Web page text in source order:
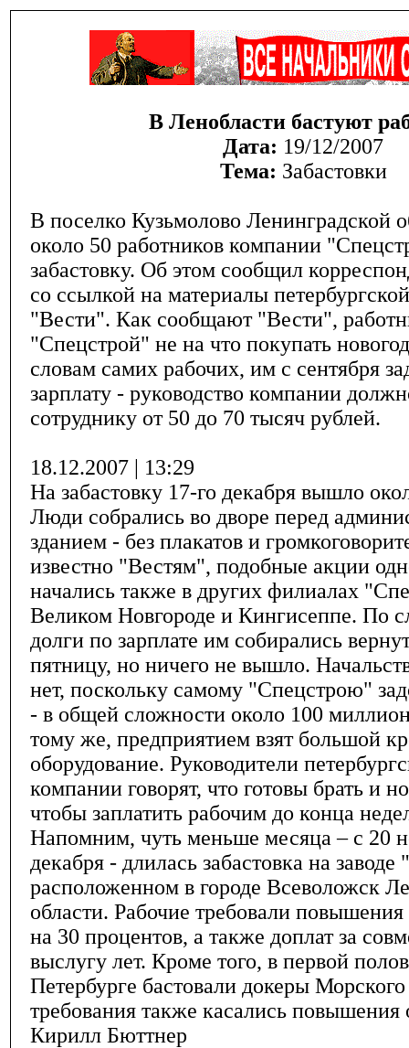
В Ленобласти бастуют
Дата: 19/12/2007
Тема: Забастовки
В поселко Кузьмолово Ленинградской
около 50 работников компании
забастовку. Об этом сообщил
со ссылкой на материалы
"Вести". Как сообщают "Вести",
"Спецстрой" не на что покупать
словам самих рабочих, им с сентября
зарплату - руководство компании
сотруднику от 50 до 70 тысяч рублей.
18.12.2007 | 13:29
На забастовку 17-го декабря вышло
Люди собрались во дворе перед
зданием - без плакатов и
известно "Вестям", подобные акции
начались также в других филиалах
Великом Новгороде и Кингисеппе. По
долги по зарплате им собирались
пятницу, но ничего не вышло.
нет, поскольку самому "Спецстрою"
- в общей сложности около 100
тому же, предприятием взят большой
оборудование. Руководители
компании говорят, что готовы брать и
чтобы заплатить рабочим до конца
Напомним, чуть меньше месяца – с 20
декабря - длилась забастовка на
расположенном в городе Всеволожск
области. Рабочие требовали
на 30 процентов, а также доплат за
выслугу лет. Кроме того, в первой
Петербурге бастовали докеры
требования также касались повышения
Кирилл Бюттнер